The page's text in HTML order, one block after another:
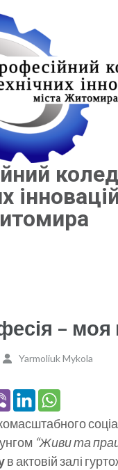
– моя
Yarmoliuk Mykola
“Живи та
в актовій залі